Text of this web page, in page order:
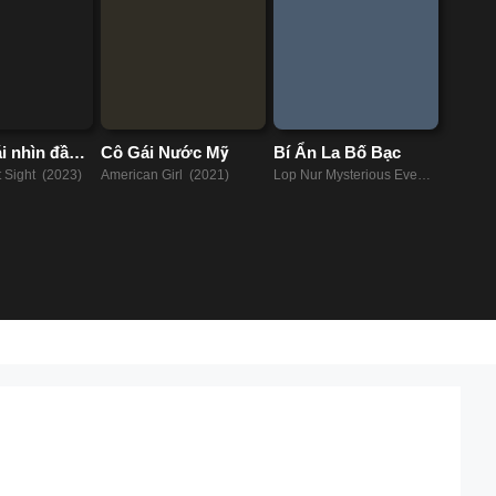
nhìn đầu
Sight (2023)
Cô Gái Nước Mỹ
American Girl (2021)
Bí Ẩn La Bố Bạc
Lop Nur Mysterious Event